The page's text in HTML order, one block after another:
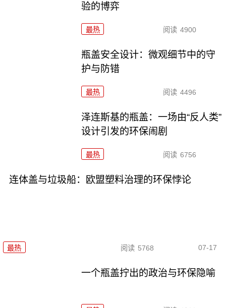
验的博弈
最热 阅读 4900
瓶盖安全设计：微观细节中的守
护与防错
最热 阅读 4496
泽连斯基的瓶盖：一场由“反人类”
设计引发的环保闹剧
最热 阅读 6756
连体盖与垃圾船：欧盟塑料治理的环保悖论
最热 阅读 5768 07-17
一个瓶盖拧出的政治与环保隐喻